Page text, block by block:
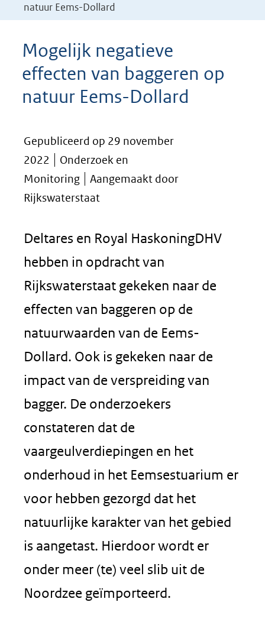
natuur Eems-Dollard
Mogelijk negatieve
effecten van baggeren op
natuur Eems-Dollard
Gepubliceerd op 29 november
2022
Onderzoek en
Monitoring
Aangemaakt door
Rijkswaterstaat
Deltares en Royal HaskoningDHV
hebben in opdracht van
Rijkswaterstaat gekeken naar de
effecten van baggeren op de
natuurwaarden van de Eems-
Dollard. Ook is gekeken naar de
impact van de verspreiding van
bagger. De onderzoekers
constateren dat de
vaargeulverdiepingen en het
onderhoud in het Eemsestuarium er
voor hebben gezorgd dat het
natuurlijke karakter van het gebied
is aangetast. Hierdoor wordt er
onder meer (te) veel slib uit de
Noordzee geïmporteerd.